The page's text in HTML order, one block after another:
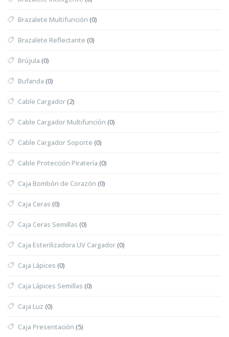
Brazalete Multifunción (0)
Brazalete Reflectante (0)
Brújula (0)
Bufanda (0)
Cable Cargador(2)
Cable Cargador Multifunción (0)
Cable Cargador Soporte (0)
Cable Protección Piratería (0)
Caja Bombón de Corazón (0)
Caja Ceras (0)
Caja Ceras Semillas (0)
Caja Esterilizadora UV Cargador(0)
Caja Lápices (0)
Caja Lápices Semillas (0)
Caja Luz (0)
Caja Presentación (5)